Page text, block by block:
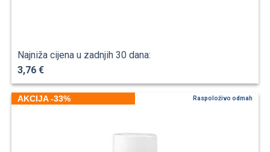
Najniža cijena u zadnjih 30 dana:
3,76 €
AKCIJA -33% Raspoloživo odmah